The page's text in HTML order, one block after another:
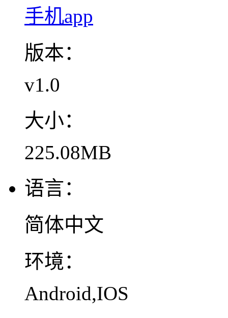
手机app
版本：
v1.0
大小：
225.08MB
语言：
简体中文
环境：
Android,IOS